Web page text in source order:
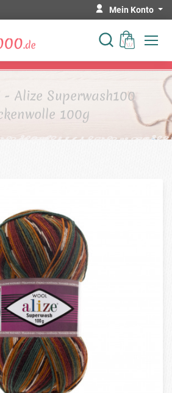
Mein Konto
- Alize Superwash100
100g